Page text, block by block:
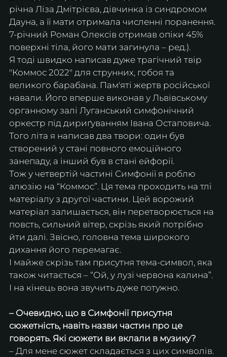
річна Ліза Дмітрієва, дівчинка із синдромом
Дауна, а її мати отримала численні поранення.
7-річний Роман Олексів отримав опіки 45%
поверхні тіла, його мати загинула – ред.).
Я тоді швидко написав дуже трагічний твір
"Коммос 2022" для струнних, гобоя та
великого барабана. Пам'яті жертв російської
навали. Його вперше виконав у Львівському
органному залі Луганський симфонічний
оркестр під дириґуванням Івана Остаповича.
Того літа я написав два твори: один був
створений у стані повного емоційного
занепаду, а інший був в стані ейфорії.
Тож у четвертій частині Симфонії я роблю
алюзію на “Коммос”. Ця тема проходить на тлі
матеріалу з другої частини. Цей ворожий
матеріал залишається, він перетворюється на
повсть, сильний вітер, скрізь який потрібно
йти далі. Звісно, головна тема широкого
дихання його перемагає.
І майже скрізь там присутня тема-символ, яка
також читається – “Ой, у лузі червона калина”.
І на кінець вона звучить дуже потужно.
– Очевидно, що в Симфонії присутня
сюжетність, навіть назви частин про це
говорять. Які сюжети ви вклали в музику?
– Для мене сюжет складається з цих символів.